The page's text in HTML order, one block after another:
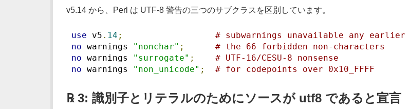
v5.14 から、Perl は UTF-8 警告の三つのサブクラスを区別しています。
use v5 . 14 ;
# subwarnings unavailable any earlier
no warnings "nonchar" ;
# the 66 forbidden non-characters
no warnings "surrogate" ;
# UTF-16/CESU-8 nonsense
no warnings "non_unicode" ; # for codepoints over 0x10_FFFF
℞ 3: 識別子とリテラルのためにソースが utf8 であると宣言